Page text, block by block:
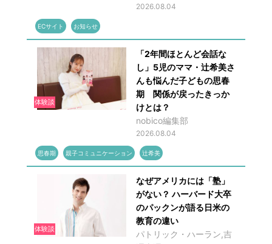
2026.08.04
ECサイト お知らせ
体験談
「2年間ほとんど会話な
し」5児のママ・辻希美さ
んも悩んだ子どもの思春
期 関係が戻ったきっか
けとは？
nobico編集部
2026.08.04
思春期 親子コミュニケーション 辻希美
体験談
なぜアメリカには「塾」
がない？ ハーバード大卒
のパックンが語る日米の
教育の違い
パトリック・ハーラン,吉